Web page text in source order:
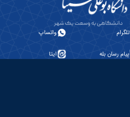
تلگرام واتساپ
پیام رسان بله ایتا